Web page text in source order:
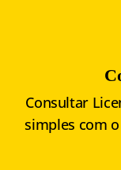
Consultar
simples com